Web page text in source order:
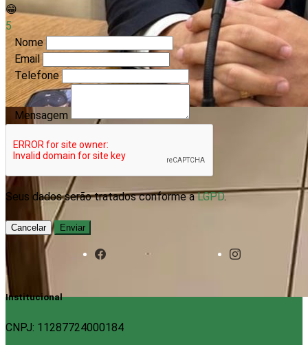
😁
5
Nome
Email
Telefone
Mensagem
Seus dados serão tratados conforme aLGPD.
Cancelar Enviar
Institucional
CNPJ: 11287724000184